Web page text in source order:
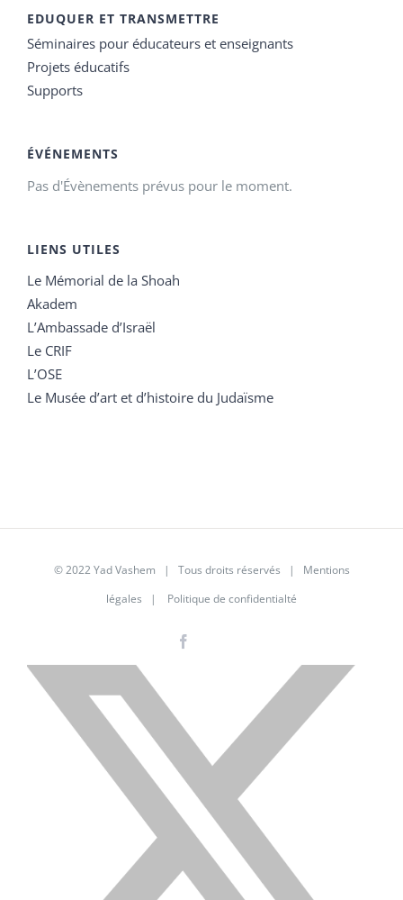
EDUQUER ET TRANSMETTRE
Séminaires pour éducateurs et enseignants
Projets éducatifs
Supports
ÉVÉNEMENTS
Pas d'Évènements prévus pour le moment.
LIENS UTILES
Le Mémorial de la Shoah
Akadem
L’Ambassade d’Israël
Le CRIF
L’OSE
Le Musée d’art et d’histoire du Judaïsme
© 2022 Yad Vashem | Tous droits réservés | Mentions
légales | Politique de confidentialté
X